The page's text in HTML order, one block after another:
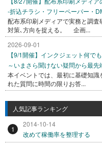
-折込チラシ・フリーペーパー・
配布系印刷メディアで実務と調
対策､方向を捉える。 企画...
2026-09-01
【9/1開催】インクジェット何で
～いまさら聞けない疑問から最先
本イベントでは、最初に基礎知
れた質問に時間の限りお答...
人気記事ランキング
1
2014-10-14
改めて稼働率を整理する